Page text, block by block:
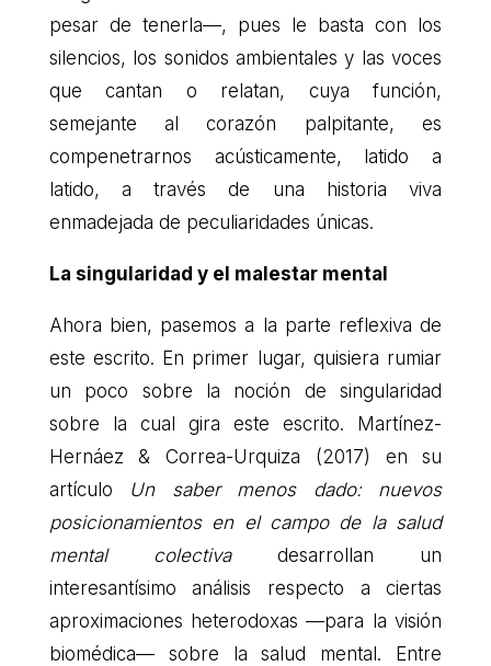
pesar de tenerla—, pues le basta con los
silencios, los sonidos ambientales y las voces
que cantan o relatan, cuya función,
semejante al corazón palpitante, es
compenetrarnos acústicamente, latido a
latido, a través de una historia viva
enmadejada de peculiaridades únicas.
La singularidad y el malestar mental
Ahora bien, pasemos a la parte reflexiva de
este escrito. En primer lugar, quisiera rumiar
un poco sobre la noción de singularidad
sobre la cual gira este escrito. Martínez-
Hernáez & Correa-Urquiza (2017) en su
artículo Un saber menos dado: nuevos
posicionamientos en el campo de la salud
mental colectivadesarrollan un
interesantísimo análisis respecto a ciertas
aproximaciones heterodoxas —para la visión
biomédica— sobre la salud mental. Entre